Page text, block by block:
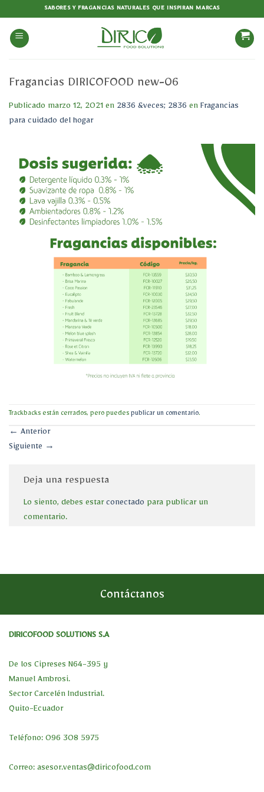
contenido
SABORES Y FRAGANCIAS NATURALES QUE INSPIRAN MARCAS
Fragancias DIRICOFOOD new-06
Publicado marzo 12, 2021 en 2836 &veces; 2836 en Fragancias
para cuidado del hogar
Trackbacks están cerrados, pero puedes publicar un comentario.
← Anterior
Siguiente →
Deja una respuesta
Lo siento, debes estarconectado para publicar un
comentario.
Contáctanos
DIRICOFOOD SOLUTIONS S.A
De los Cipreses N64-395 y
Manuel Ambrosi.
Sector Carcelén Industrial.
Quito-Ecuador
Teléfono: 096 308 5975
Correo: asesor.ventas@diricofood.com